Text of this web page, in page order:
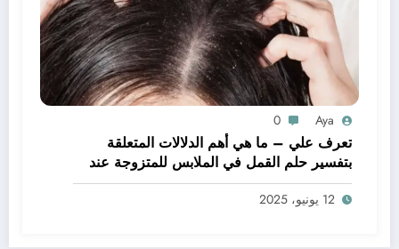
Aya
0
تعرف علي – ما هي أهم الدلالات المتعلقة
بتفسير حلم القمل في الملابس للمتزوجة عند
ابن سيرين؟ – بالتفصيل
12 يونيو، 2025